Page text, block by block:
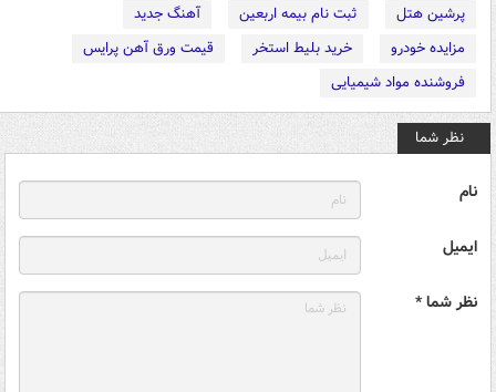
پرشین هتل
ثبت نام بیمه اربعین
آهنگ جدید
مزایده خودرو
خرید بلیط استخر
قیمت ورق آهن پرایس
فروشنده مواد شیمیایی
نظر شما
نام
ایمیل
نظر شما *